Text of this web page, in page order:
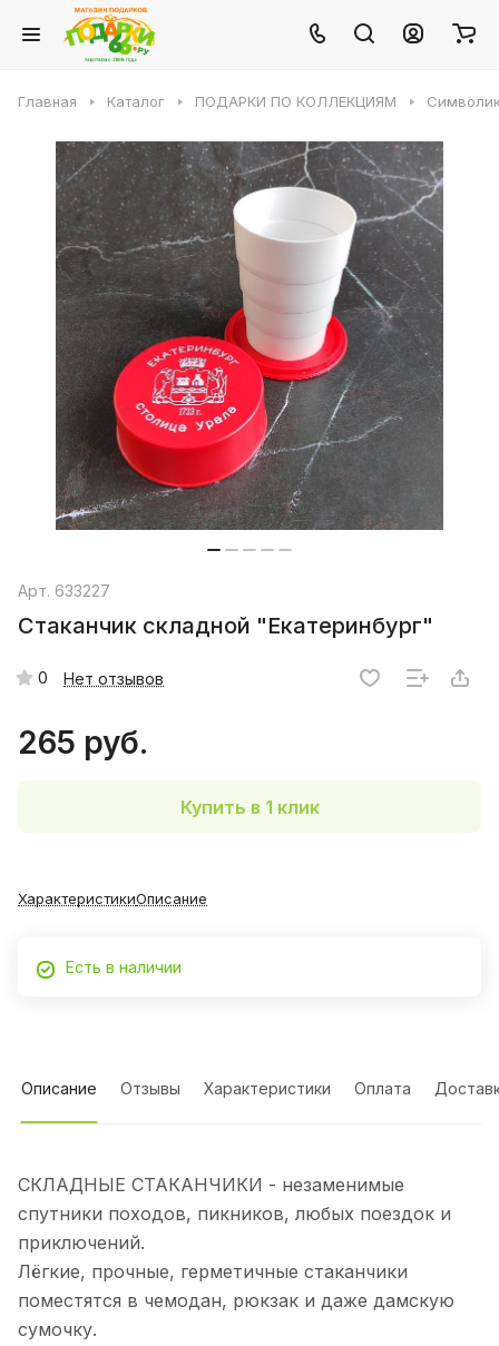
Главная Каталог ПОДАРКИ ПО КОЛЛЕКЦИЯМ
Арт. 633227
Стаканчик складной "Екатеринбург"
0 Нет отзывов
265 руб.
Купить в 1 клик
ХарактеристикиОписание
Есть в наличии
Описание Отзывы Характеристики Оплата
СКЛАДНЫЕ СТАКАНЧИКИ - незаменимые
спутники походов, пикников, любых поездок и
приключений.
Лёгкие, прочные, герметичные стаканчики
поместятся в чемодан, рюкзак и даже дамскую
сумочку.